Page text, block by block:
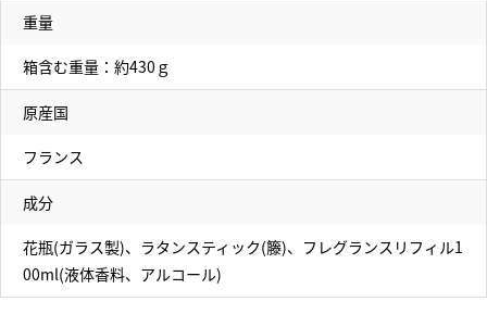
重量
箱含む重量：約430ｇ
原産国
フランス
成分
花瓶(ガラス製)、ラタンスティック(籐)、フレグランスリフィル1
00ml(液体香料、アルコール)